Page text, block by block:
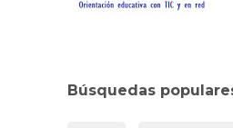
Búsquedas